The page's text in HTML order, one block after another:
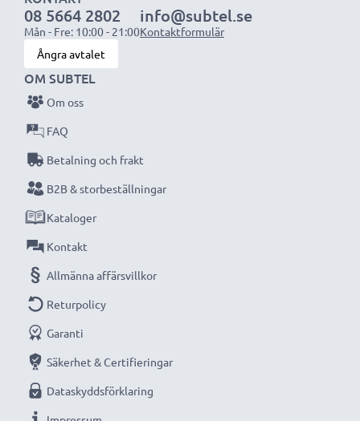
OBS:För bästa prestanda och livslängd, ladda
batterierna fullt innan första användning.
Missa aldrig ett ögonblick med denna smarta,
kompakta LCD-batteriladdare från CELLONIC.
Beställ nu med snabb leverans och 3 års garanti!
08 5664 2802
Mån - Fre: 10:00 - 21:00
info@subtel.se
Kontaktformulär
Ångra avtalet
OM SUBTEL
Om oss
FAQ
Betalning och frakt
B2B & storbeställningar
Kataloger
Kontakt
Allmänna affärsvillkor
Returpolicy
Garanti
Säkerhet & Certifieringar
Dataskyddsförklaring